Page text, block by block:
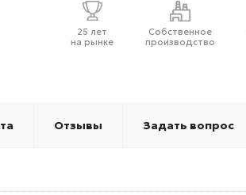
25 лет
на рынке
Собственное
производство
Отзывы Задать вопрос